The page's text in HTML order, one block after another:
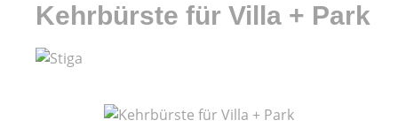
Kehrbürste für Villa + Park
Bildergalerie überspringen